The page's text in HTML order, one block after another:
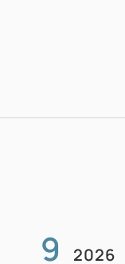
9 2026